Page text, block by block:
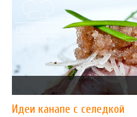
Идеи канапе с селедкой